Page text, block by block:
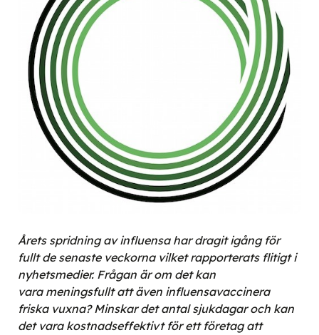
Årets spridning av influensa har dragit igång för
fullt de senaste veckorna vilket rapporterats flitigt i
nyhetsmedier. Frågan är om det kan
vara meningsfullt att även influensavaccinera
friska vuxna? Minskar det antal sjukdagar och kan
det vara kostnadseffektivt för ett företag att